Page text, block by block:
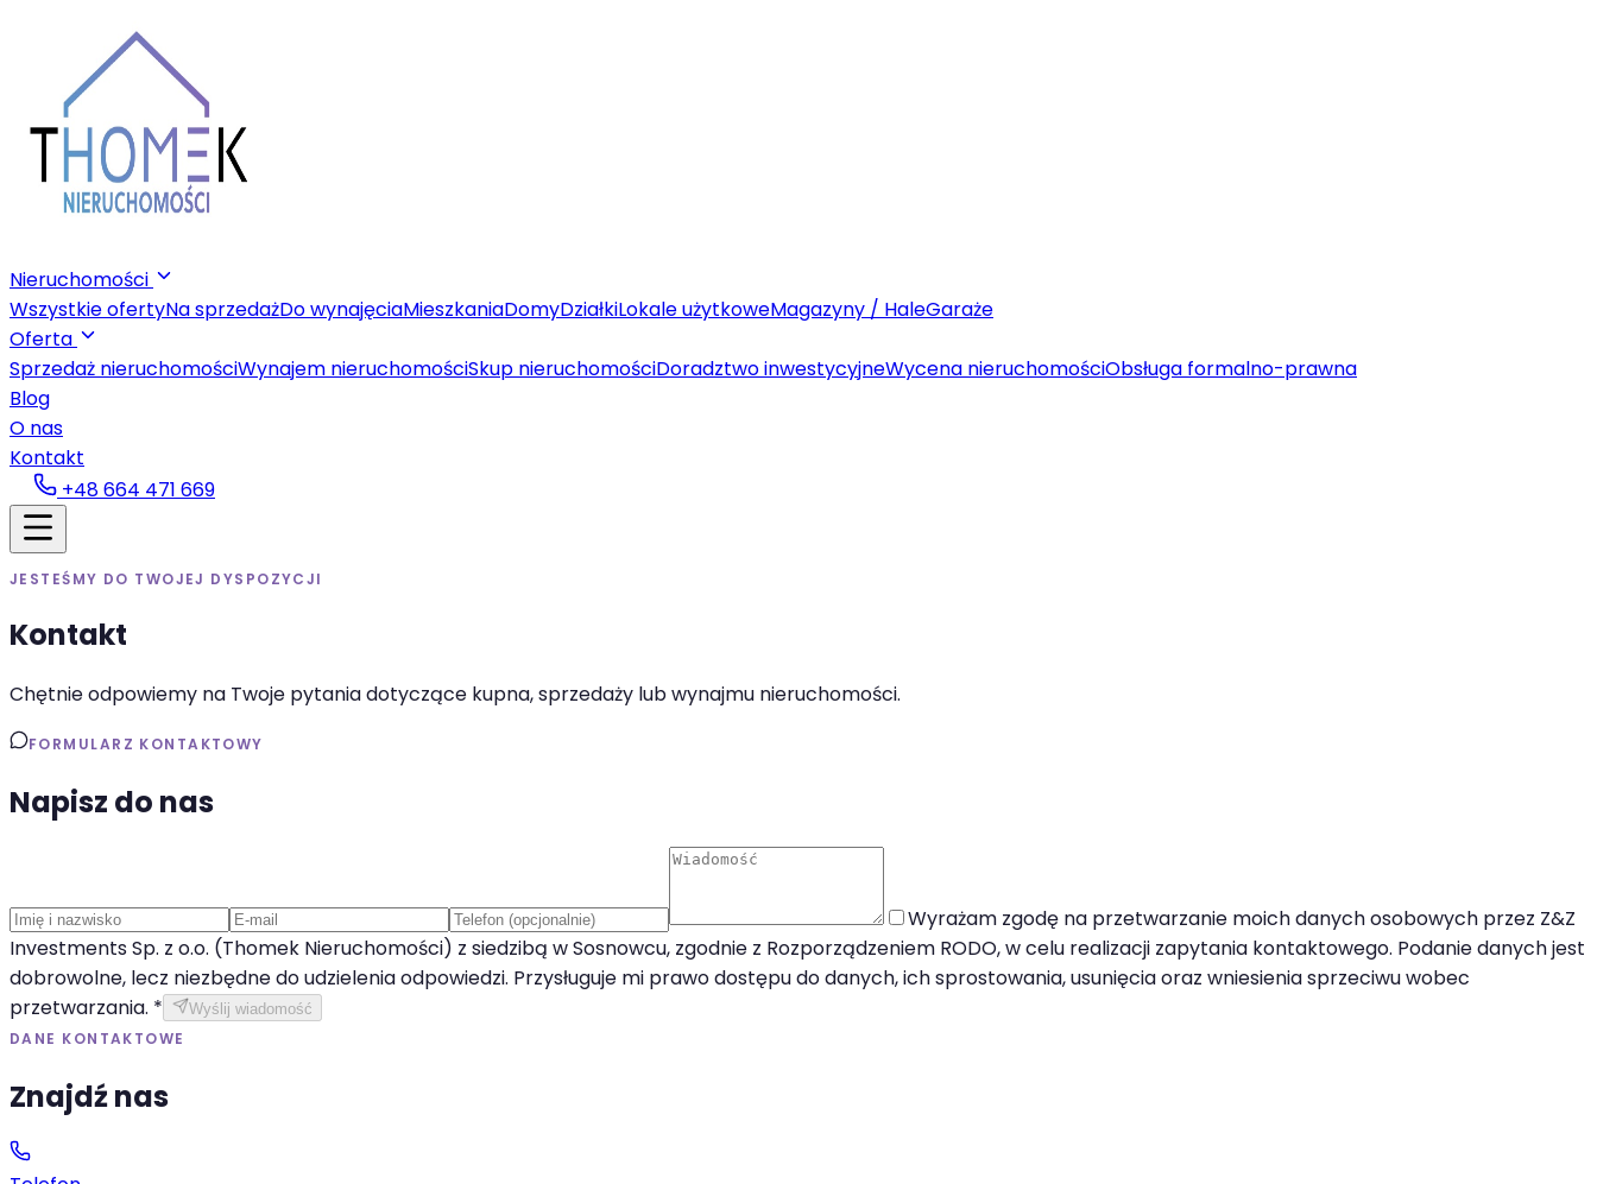
Nieruchomości
Wszystkie ofertyNa sprzedażDo wynajęciaMieszkaniaDomyDziałkiLokale użytkoweMagazyny / HaleGaraże
Oferta
Sprzedaż nieruchomościWynajem nieruchomościSkup nieruchomościDoradztwo inwestycyjneWycena nieruchomościObsługa formalno-prawna
Blog
O nas
Kontakt
+48 664 471 669
JESTEŚMY DO TWOJEJ DYSPOZYCJI
Kontakt
Chętnie odpowiemy na Twoje pytania dotyczące kupna, sprzedaży lub wynajmu nieruchomości.
FORMULARZ KONTAKTOWY
Napisz do nas
Wyrażam zgodę na przetwarzanie moich danych osobowych przez Z&Z
Investments Sp. z o.o. (Thomek Nieruchomości) z siedzibą w Sosnowcu, zgodnie z Rozporządzeniem RODO, w celu realizacji zapytania kontaktowego. Podanie danych jest
dobrowolne, lecz niezbędne do udzielenia odpowiedzi. Przysługuje mi prawo dostępu do danych, ich sprostowania, usunięcia oraz wniesienia sprzeciwu wobec
przetwarzania. * Wyślij wiadomość
DANE KONTAKTOWE
Znajdź nas